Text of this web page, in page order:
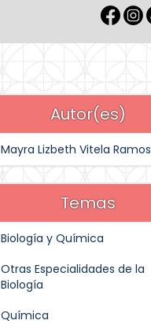
Autor(es)
Mayra Lizbeth Vitela Ramos
Temas
Biología y Química
Otras Especialidades de la
Biología
Química